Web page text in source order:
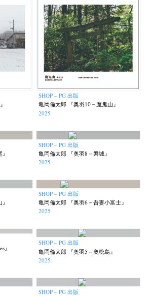
SHOP – PG 出版
亀岡倫太郎 『奥羽10－魔鬼山』
2025
SHOP – PG 出版
亀岡倫太郎 『奥羽8－磐城』
2025
SHOP – PG 出版
亀岡倫太郎 『奥羽6－吾妻小富士』
2025
』
SHOP – PG 出版
亀岡倫太郎 『奥羽5－奥松島』
2025
SHOP – PG 出版